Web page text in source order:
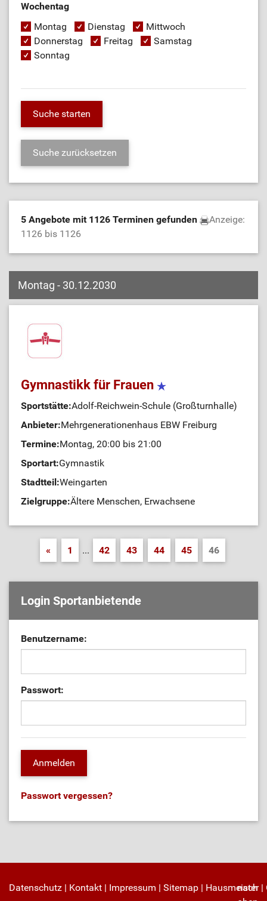
Wochentag
Montag
Dienstag
Mittwoch
Donnerstag
Freitag
Samstag
Sonntag
5 Angebote mit 1126 Terminen gefunden
Anzeige:
1126 bis 1126
Montag - 30.12.2030
Gymnastikk für Frauen
Sportstätte:Adolf-Reichwein-Schule (Großturnhalle)
Anbieter:Mehrgenerationenhaus EBW Freiburg
Termine:Montag, 20:00 bis 21:00
Sportart:Gymnastik
Stadtteil:Weingarten
Zielgruppe:Ältere Menschen, Erwachsene
« 1 ... 42 43 44 45 46
Login Sportanbietende
Benutzername:
Passwort:
Passwort vergessen?
Datenschutz | Kontakt | Impressum | Sitemap | Hausmeister|
nach